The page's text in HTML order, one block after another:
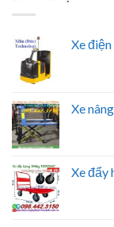
Xe
Xe
Xe đẩy